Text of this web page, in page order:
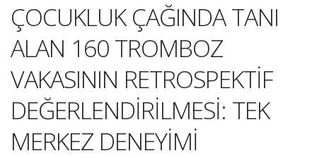
ÇOCUKLUK ÇAĞINDA TANI
ALAN 160 TROMBOZ
VAKASININ RETROSPEKTİF
DEĞERLENDİRİLMESİ: TEK
MERKEZ DENEYİMİ